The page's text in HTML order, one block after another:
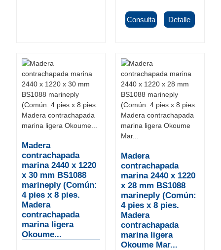
Consulta Detalle
Madera
contrachapada
marina 2440 x 1220
x 30 mm BS1088
marineply (Común:
4 pies x 8 pies.
Madera
contrachapada
marina ligera
Okoume...
Madera
contrachapada
marina 2440 x 1220
x 28 mm BS1088
marineply (Común:
4 pies x 8 pies.
Madera
contrachapada
marina ligera
Okoume Mar...